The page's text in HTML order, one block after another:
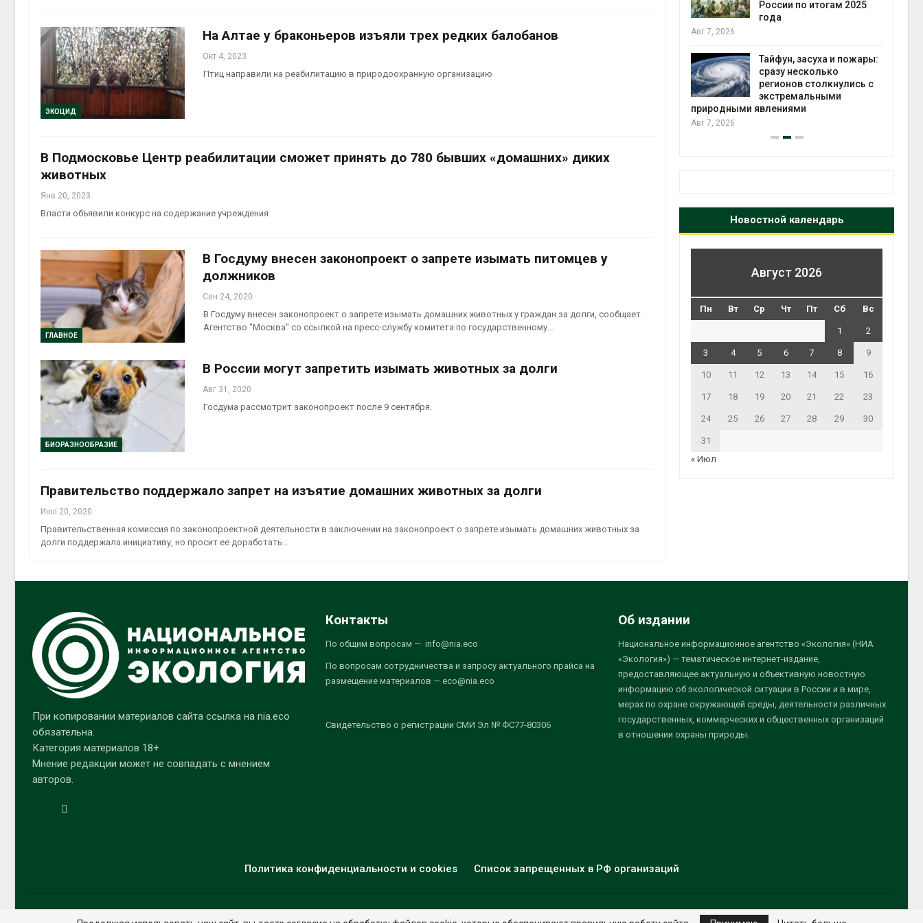
ЭКОЦИД
На Алтае у браконьеров изъяли трех редких балобанов
Окт 4, 2023
Птиц направили на реабилитацию в природоохранную организацию
В Подмосковье Центр реабилитации сможет принять до 780 бывших «домашних» диких
животных
Янв 20, 2023
Власти объявили конкурс на содержание учреждения
ГЛАВНОЕ
В Госдуму внесен законопроект о запрете изымать питомцев у
должников
Сен 24, 2020
В Госдуму внесен законопроект о запрете изымать домашних животных у граждан за долги, сообщает
Агентство "Москва" со ссылкой на пресс-службу комитета по государственному…
БИОРАЗНООБРАЗИЕ
В России могут запретить изымать животных за долги
Авг 31, 2020
Госдума рассмотрит законопроект после 9 сентября.
Правительство поддержало запрет на изъятие домашних животных за долги
Июл 20, 2020
Правительственная комиссия по законопроектной деятельности в заключении на законопроект о запрете изымать домашних животных за
долги поддержала инициативу, но просит ее доработать…
Авг 6, 2026
установили
России по итогам 2025
года
Авг 7, 2026
Тайфун, засуха и пожары:
сразу несколько
регионов столкнулись с
экстремальными
природными явлениями
Авг 7, 2026
Новостной календарь
Август 2026
Пн Вт Ср Чт Пт Сб Вс
1 2
3 4 5 6 7 8 9
10 11 12 13 14 15 16
17 18 19 20 21 22 23
24 25 26 27 28 29 30
31
« Июл
При копировании материалов сайта ссылка на nia.eco
обязательна.
Категория материалов 18+
Мнение редакции может не совпадать с мнением
авторов.
Контакты
По общим вопросам — info@nia.eco
По вопросам сотрудничества и запросу актуального прайса на
размещение материалов — eco@nia.eco
Свидетельство о регистрации СМИ Эл № ФС77-80306
Об издании
Национальное информационное агентство «Экология» (НИА
«Экология») — тематическое интернет-издание,
предоставляющее актуальную и объективную новостную
информацию об экологической ситуации в России и в мире,
мерах по охране окружающей среды, деятельности различных
государственных, коммерческих и общественных организаций
в отношении охраны природы.
Политика конфиденциальности и cookies Список запрещенных в РФ организаций
© 2026 - НИА "Экология". Все права защищены.